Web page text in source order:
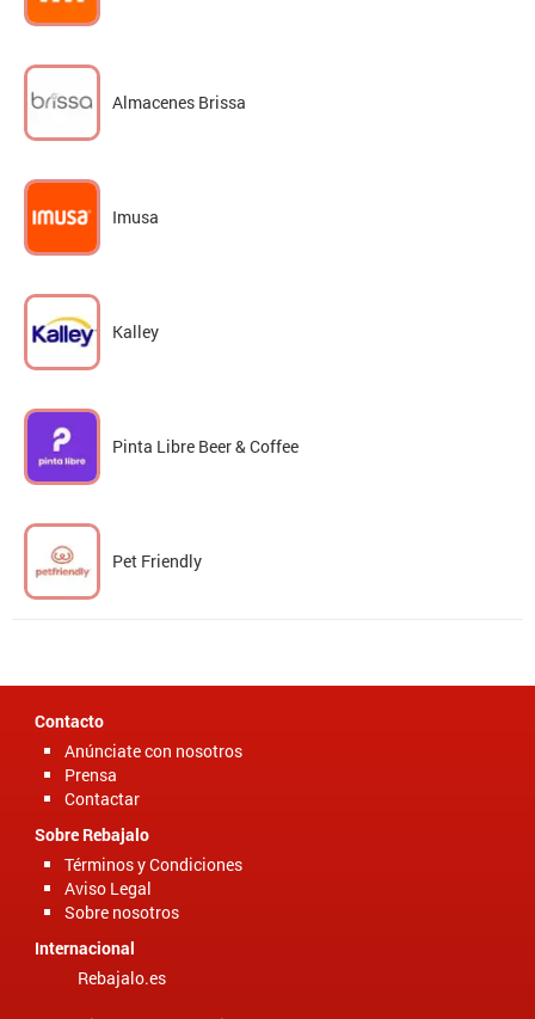
Almacenes Brissa
Imusa
Kalley
Pinta Libre Beer & Coffee
Pet Friendly
Contacto
Anúnciate con nosotros
Prensa
Contactar
Sobre Rebajalo
Términos y Condiciones
Aviso Legal
Sobre nosotros
Internacional
Rebajalo.es